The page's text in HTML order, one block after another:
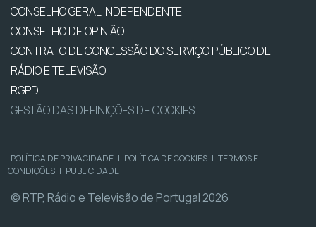
CONSELHO GERAL INDEPENDENTE
CONSELHO DE OPINIÃO
CONTRATO DE CONCESSÃO DO SERVIÇO PÚBLICO DE
RÁDIO E TELEVISÃO
RGPD
GESTÃO DAS DEFINIÇÕES DE COOKIES
POLÍTICA DE PRIVACIDADE | POLÍTICA DE COOKIES | TERMOS E
CONDIÇÕES | PUBLICIDADE
© RTP, Rádio e Televisão de Portugal 2026